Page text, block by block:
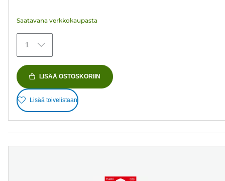
Saatavana verkkokaupasta
1
LISÄÄ OSTOSKORIIN
Lisää toivelistaan